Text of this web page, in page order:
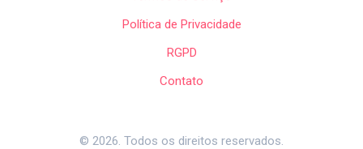
Política de Privacidade
RGPD
Contato
© 2026. Todos os direitos reservados.